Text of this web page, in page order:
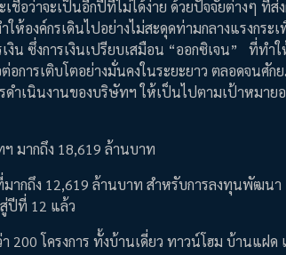
อว่าจะเป็นอีกปีที่ไม่ได้ง่าย ด้วยปัจจัยต่างๆ ที่ส่
องค์กรเดินไปอย่างไม่สะดุดท่ามกลางแรงกระเ
งิน ซึ่งการเงินเปรียบเสมือน “ออกซิเจน” ที่ทำใ
การเติบโตอย่างมั่นคงในระยะยาว ตลอดจนศัก
ำเนินงานของบริษัทฯ ให้เป็นไปตามเป้าหมายอ
ฯ มากถึง 18,619 ล้านบาท
ากถึง 12,619 ล้านบาท สำหรับการลงทุนพัฒนา
ปีที่ 12 แล้ว
200 โครงการ ทั้งบ้านเดี่ยว ทาวน์โฮม บ้านแฝด